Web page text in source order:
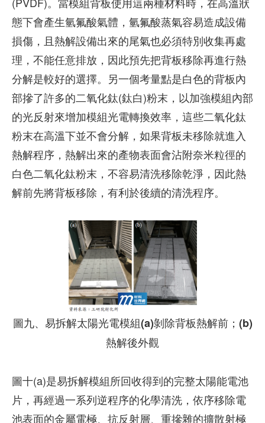
態下會產生氫氟酸氣體，氫氟酸蒸氣容易造成設備
損傷，且熱解設備出來的尾氣也必須特別收集再處
理，不能任意排放，因此預先把背板移除再進行熱
分解是較好的選擇。另一個考量點是白色的背板內
部摻了許多的二氧化鈦(鈦白)粉末，以加強模組內部
的光反射來增加模組光電轉換效率，這些二氧化鈦
粉末在高溫下並不會分解，如果背板未移除就進入
熱解程序，熱解出來的產物表面會沾附奈米粒徑的
白色二氧化鈦粉末，不容易清洗移除乾淨，因此熱
解前先將背板移除，有利於後續的清洗程序。
圖九、易拆解太陽光電模組(a)剝除背板熱解前；(b)
熱解後外觀
圖十(a)是易拆解模組所回收得到的完整太陽能電池
片，再經過一系列逆程序的化學清洗，依序移除電
池表面的金屬電極、抗反射層、重摻雜的擴散射極